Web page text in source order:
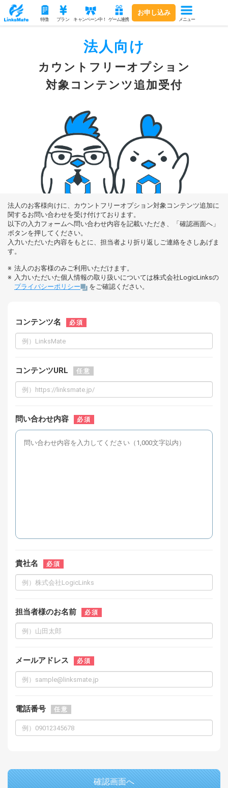
特徴 プラン キャンペーン中！ ゲーム連携
お申し込み
メニュー
法人向け
カウントフリーオプション
対象コンテンツ追加受付
法人のお客様向けに、カウントフリーオプション対象コンテンツ追加に
関するお問い合わせを受け付けております。
以下の入力フォームへ問い合わせ内容を記載いただき、「確認画面へ」
ボタンを押してください。
入力いただいた内容をもとに、担当者より折り返しご連絡をさしあげま
す。
法人のお客様のみご利用いただけます。
入力いただいた個人情報の取り扱いについては株式会社LogicLinksの
プライバシーポリシー
をご確認ください。
コンテンツ名 必須
コンテンツURL 任意
問い合わせ内容 必須
貴社名 必須
担当者様のお名前 必須
メールアドレス 必須
電話番号 任意
確認画面へ